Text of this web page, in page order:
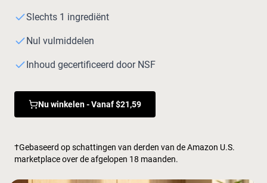
Weidegevoerde Whey Isolaat
Micellaire caseïne
Mass Gainer
VEGAN PROTEINBest Seller
Pindakaas
Zadenproteïnepoeder
Biologisch Rijstproteïne
Eiwitshakes
Slechts 1 ingrediënt
Nul vulmiddelen
Inhoud gecertificeerd door NSF
Nu winkelen - Vanaf $21,59
†Gebaseerd op schattingen van derden van de Amazon U.S.
marketplace over de afgelopen 18 maanden.